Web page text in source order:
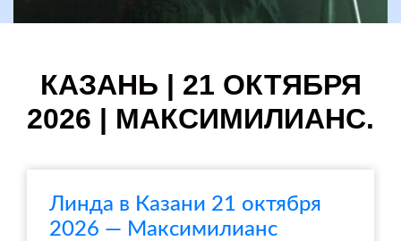
КАЗАНЬ | 21 ОКТЯБРЯ
2026 | МАКСИМИЛИАНС.
Линда в Казани 21 октября
2026 — Максимилианс